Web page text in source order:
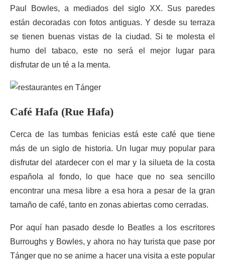
Paul Bowles, a mediados del siglo XX. Sus paredes
están decoradas con fotos antiguas. Y desde su terraza
se tienen buenas vistas de la ciudad. Si te molesta el
humo del tabaco, este no será el mejor lugar para
disfrutar de un té a la menta.
Café Hafa (Rue Hafa)
Cerca de las tumbas fenicias está este café que tiene
más de un siglo de historia. Un lugar muy popular para
disfrutar del atardecer con el mar y la silueta de la costa
española al fondo, lo que hace que no sea sencillo
encontrar una mesa libre a esa hora a pesar de la gran
tamaño de café, tanto en zonas abiertas como cerradas.
Por aquí han pasado desde lo Beatles a los escritores
Burroughs y Bowles, y ahora no hay turista que pase por
Tánger que no se anime a hacer una visita a este popular